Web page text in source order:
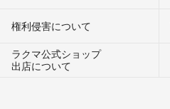
権利侵害について
ラクマ公式ショップ
出店について